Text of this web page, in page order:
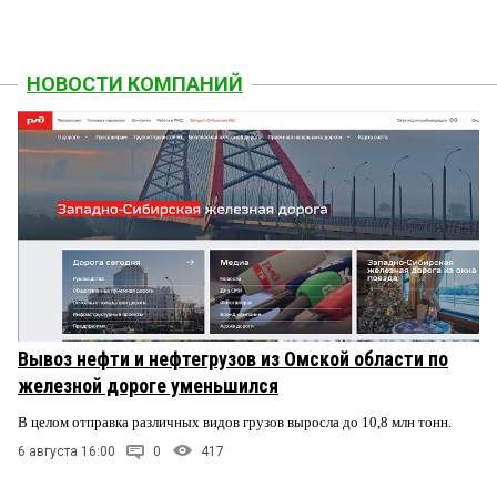
НОВОСТИ КОМПАНИЙ
Вывоз нефти и нефтегрузов из Омской области по
железной дороге уменьшился
В целом отправка различных видов грузов выросла до 10,8 млн тонн.
6 августа 16:00 0 417